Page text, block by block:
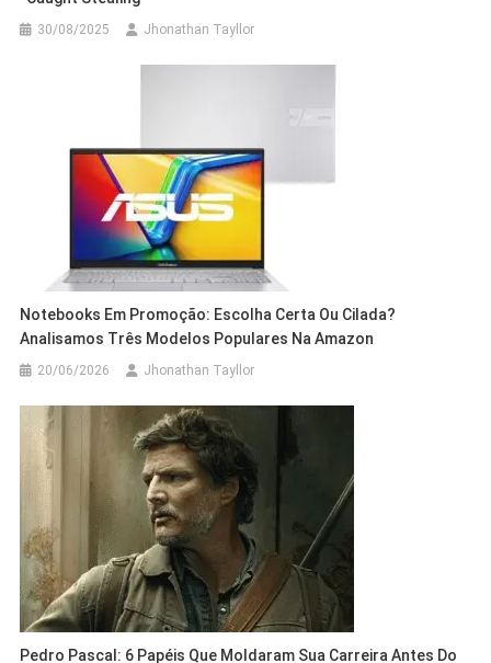
30/08/2025 Jhonathan Tayllor
Notebooks Em Promoção: Escolha Certa Ou Cilada?
Analisamos Três Modelos Populares Na Amazon
20/06/2026 Jhonathan Tayllor
Pedro Pascal: 6 Papéis Que Moldaram Sua Carreira Antes Do